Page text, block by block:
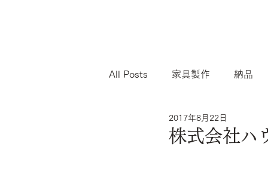
All Posts 家具製作 納品
株式会社ハ
2017年8月22日